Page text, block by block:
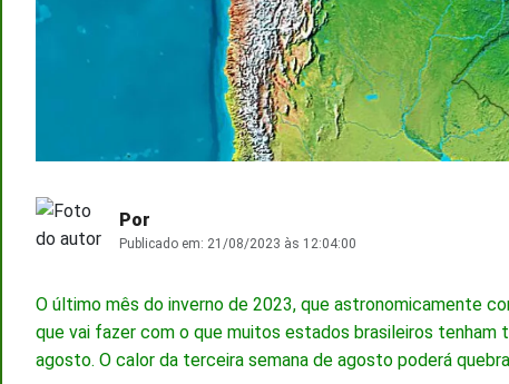
Por
Publicado em: 21/08/2023 às 12:04:00
O último mês do inverno de 2023, que astronomicamente
que vai fazer com o que muitos estados brasileiros
agosto. O calor da terceira semana de agosto poderá